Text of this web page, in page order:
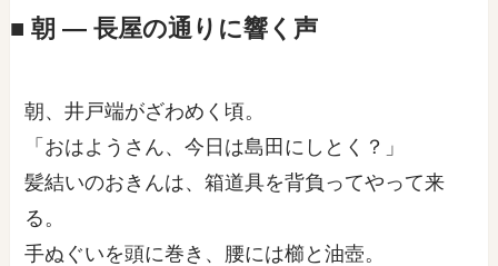
■ 朝 ― 長屋の通りに響く声
朝、井戸端がざわめく頃。
「おはようさん、今日は島田にしとく？」
髪結いのおきんは、箱道具を背負ってやって来
る。
手ぬぐいを頭に巻き、腰には櫛と油壺。